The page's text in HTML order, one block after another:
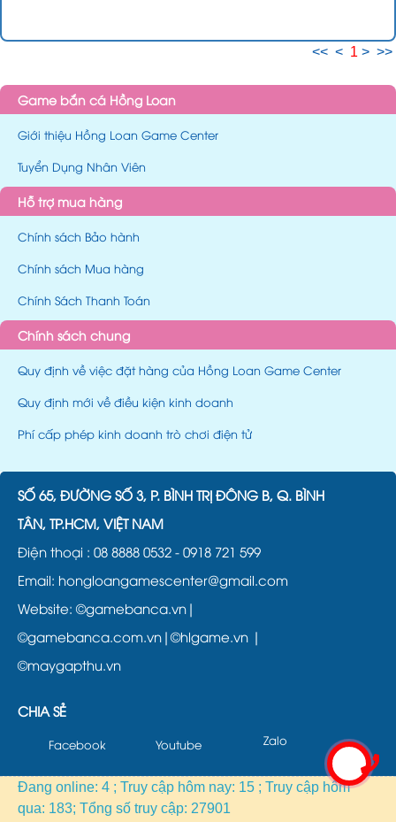
<< < 1 > >>
Game bắn cá Hồng Loan
Giới thiệu Hồng Loan Game Center
Tuyển Dụng Nhân Viên
Hỗ trợ mua hàng
Chính sách Bảo hành
Chính sách Mua hàng
Chính Sách Thanh Toán
Chính sách chung
Quy định về việc đặt hàng của Hồng Loan Game Center
Quy định mới về điều kiện kinh doanh
Phí cấp phép kinh doanh trò chơi điện tử
SỐ 65, ĐƯỜNG SỐ 3, P. BÌNH TRỊ ĐÔNG B, Q. BÌNH
TÂN, TP.HCM, VIỆT NAM
Điện thoại : 08 8888 0532 - 0918 721 599
Email: hongloangamescenter@gmail.com
Website:©gamebanca.vn|
©gamebanca.com.vn|©hlgame.vn |
©maygapthu.vn
CHIA SẺ
Facebook Youtube Zalo
Đang online: 4 ; Truy cập hôm nay: 15 ; Truy cập hôm
qua: 183; Tổng số truy cập: 27901